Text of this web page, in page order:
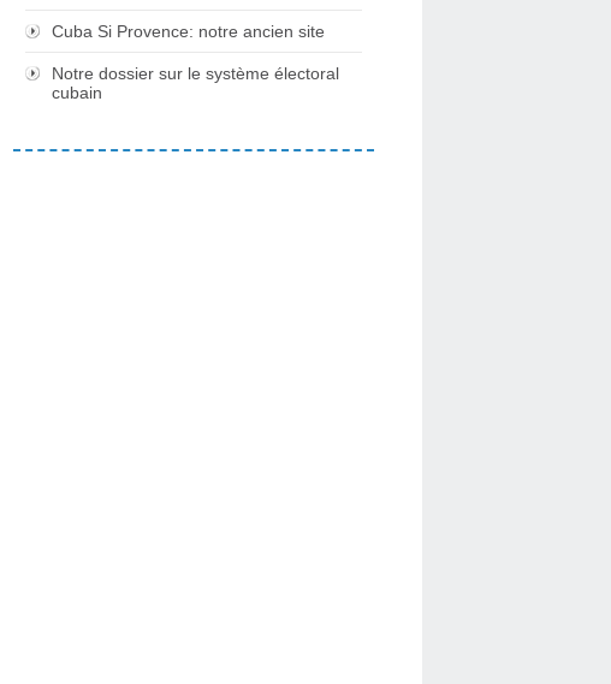
Cuba Si Provence: notre ancien site
Notre dossier sur le système électoral
cubain